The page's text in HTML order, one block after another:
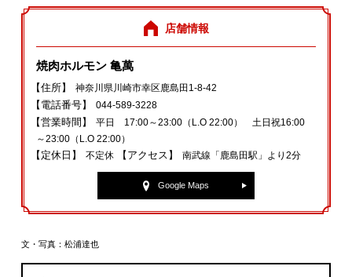
店舗情報
焼肉ホルモン 亀萬
【住所】 神奈川県川崎市幸区鹿島田1-8-42
【電話番号】 044-589-3228
【営業時間】
平日 17:00～23:00（L.O 22:00） 土日祝16:00
～23:00（L.O 22:00）
【定休日】 不定休 【アクセス】 南武線「鹿島田駅」より2分
Google Maps
文・写真：松浦達也